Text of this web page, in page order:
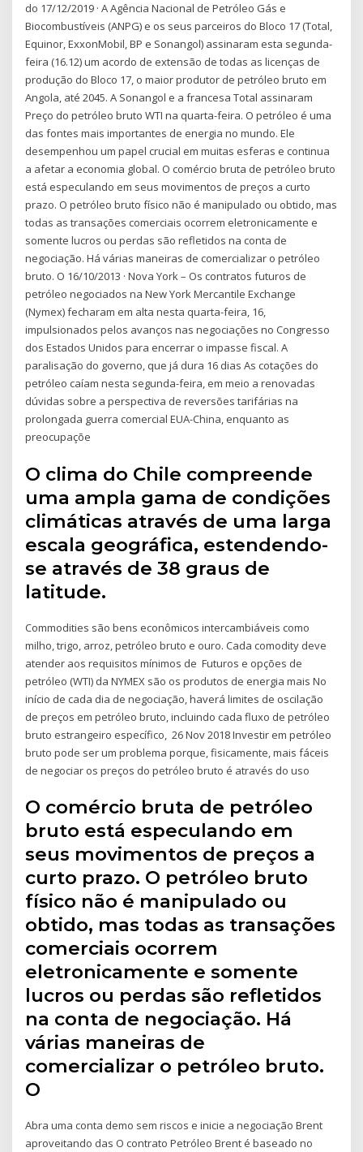
do 17/12/2019 · A Agência Nacional de Petróleo Gás e
Biocombustíveis (ANPG) e os seus parceiros do Bloco 17 (Total,
Equinor, ExxonMobil, BP e Sonangol) assinaram esta segunda-
feira (16.12) um acordo de extensão de todas as licenças de
produção do Bloco 17, o maior produtor de petróleo bruto em
Angola, até 2045. A Sonangol e a francesa Total assinaram
Preço do petróleo bruto WTI na quarta-feira. O petróleo é uma
das fontes mais importantes de energia no mundo. Ele
desempenhou um papel crucial em muitas esferas e continua
a afetar a economia global. O comércio bruta de petróleo bruto
está especulando em seus movimentos de preços a curto
prazo. O petróleo bruto físico não é manipulado ou obtido, mas
todas as transações comerciais ocorrem eletronicamente e
somente lucros ou perdas são refletidos na conta de
negociação. Há várias maneiras de comercializar o petróleo
bruto. O 16/10/2013 · Nova York – Os contratos futuros de
petróleo negociados na New York Mercantile Exchange
(Nymex) fecharam em alta nesta quarta-feira, 16,
impulsionados pelos avanços nas negociações no Congresso
dos Estados Unidos para encerrar o impasse fiscal. A
paralisação do governo, que já dura 16 dias As cotações do
petróleo caíam nesta segunda-feira, em meio a renovadas
dúvidas sobre a perspectiva de reversões tarifárias na
prolongada guerra comercial EUA-China, enquanto as
preocupaçõe
O clima do Chile compreende
uma ampla gama de condições
climáticas através de uma larga
escala geográfica, estendendo-
se através de 38 graus de
latitude.
Commodities são bens econômicos intercambiáveis ​​como
milho, trigo, arroz, petróleo bruto e ouro. Cada comodity deve
atender aos requisitos mínimos de Futuros e opções de
petróleo (WTI) da NYMEX são os produtos de energia mais No
início de cada dia de negociação, haverá limites de oscilação
de preços em petróleo bruto, incluindo cada fluxo de petróleo
bruto estrangeiro específico, 26 Nov 2018 Investir em petróleo
bruto pode ser um problema porque, fisicamente, mais fáceis
de negociar os preços do petróleo bruto é através do uso
O comércio bruta de petróleo
bruto está especulando em
seus movimentos de preços a
curto prazo. O petróleo bruto
físico não é manipulado ou
obtido, mas todas as transações
comerciais ocorrem
eletronicamente e somente
lucros ou perdas são refletidos
na conta de negociação. Há
várias maneiras de
comercializar o petróleo bruto.
O
Abra uma conta demo sem riscos e inicie a negociação Brent
aproveitando das O contrato Petróleo Brent é baseado no